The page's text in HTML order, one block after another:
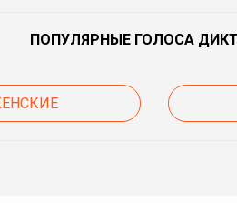
ПОПУЛЯРНЫЕ ГОЛОСА